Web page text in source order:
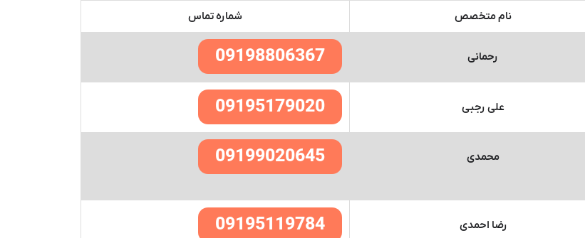
نام متخصص شماره تماس
رحمانی 09198806367
علی رجبی 09195179020
محمدی 09199020645
رضا احمدی 09195119784